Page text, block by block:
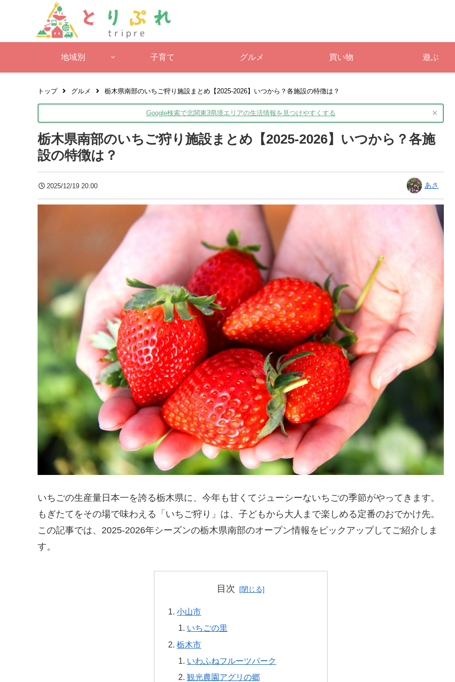
地域別 子育て グルメ 買い物 遊ぶ
トップ グルメ 栃木県南部のいちご狩り施設まとめ【2025-2026】いつから？各施設の特徴は？
Google検索で北関東3県境エリアの生活情報を 見つけやすくする ×
栃木県南部のいちご狩り施設まとめ【2025-2026】いつから？各施
設の特徴は？
2025/12/19 20:00 あさ
いちごの生産量日本一を誇る栃木県に、今年も甘くてジューシーないちごの季節がやってきます。
もぎたてをその場で味わえる「いちご狩り」は、子どもから大人まで楽しめる定番のおでかけ先。
この記事では、2025-2026年シーズンの栃木県南部のオープン情報をピックアップしてご紹介しま
す。
目次
小山市
いちごの里
栃木市
いわふねフルーツパーク
観光農園アグリの郷